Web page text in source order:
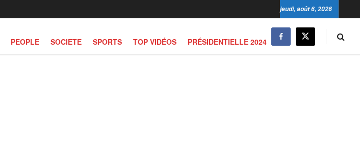
jeudi, août 6, 2026
PEOPLE SOCIETE SPORTS TOP VIDÉOS PRÉSIDENTIELLE 2024